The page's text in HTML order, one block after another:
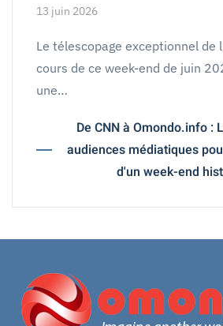
13 juin 2026
Le télescopage exceptionnel de
cours de ce week-end de juin
une…
De CNN à Omondo.info :
audiences médiatiques
d'un week-end